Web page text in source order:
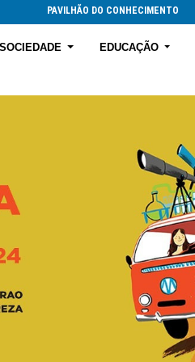
PAVILHÃO DO CONHECIMENTO
EDUCAÇÃO